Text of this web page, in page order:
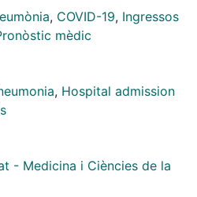
hospitalaris en
COVID-19.
a la revisita als 30
diferències pronòstiques en
utilitzats a l’alta
, COVID-19, Ingressos
mèdic
, Hospital admission
- Medicina i Ciències de la